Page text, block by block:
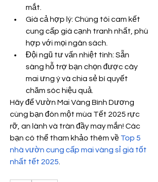
mắt.
Giá cả hợp lý: Chúng tôi cam kết
cung cấp giá cạnh tranh nhất, phù
hợp với mọi ngân sách.
Đội ngũ tư vấn nhiệt tình: Sẵn
sàng hỗ trợ bạn chọn được cây
mai ưng ý và chia sẻ bí quyết
chăm sóc hiệu quả.
Hãy để Vườn Mai Vàng Bình Dương
cùng bạn đón một mùa Tết 2025 rực
rỡ, an lành và tràn đầy may mắn! Các
bạn có thể tham khảo thêm về Top 5
nhà vườn cung cấp mai vàng sỉ giá tốt
nhất tết 2025